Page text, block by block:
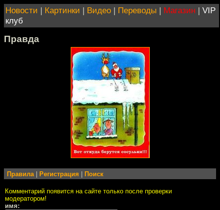
Новости | Картинки | Видео | Переводы | Магазин | VIP
клуб
Правда
Правила Регистрация Поиск
Комментарий появится на сайте только после проверки
модератором!
имя: